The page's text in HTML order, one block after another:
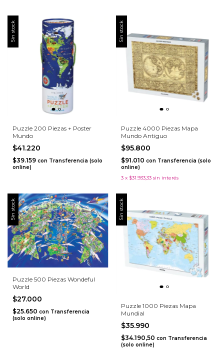
Sin stock
Puzzle 200 Piezas + Poster
Mundo
$41.220
$39.159 con Transferencia (solo
online)
Sin stock
Puzzle 4000 Piezas Mapa
Mundo Antiguo
$95.800
$91.010 con Transferencia (solo
online)
3 x $31.933,33 sin interés
Sin stock
Puzzle 500 Piezas Wondeful
World
$27.000
$25.650 con Transferencia
(solo online)
Sin stock
Puzzle 1000 Piezas Mapa
Mundial
$35.990
$34.190,50 con Transferencia
(solo online)